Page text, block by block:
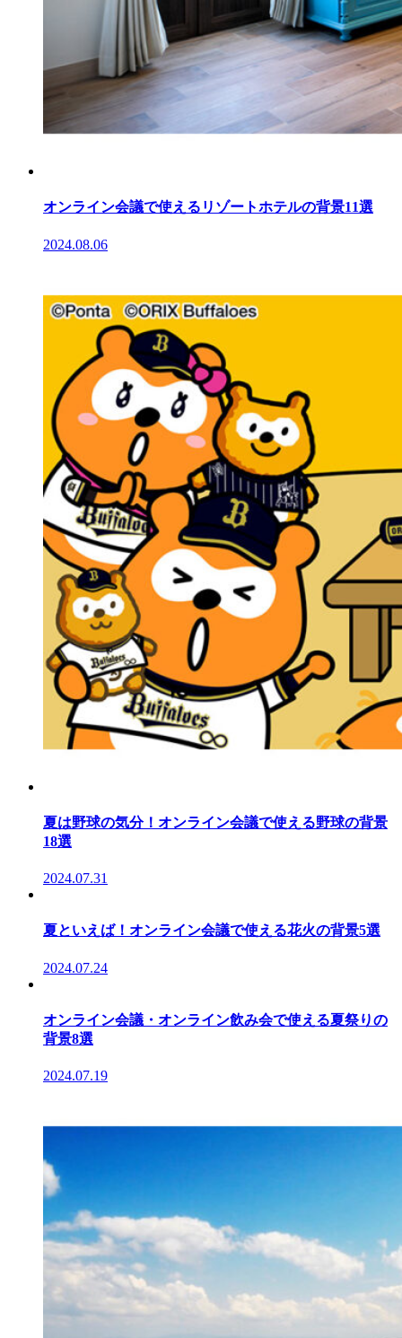
オンライン会議で使えるリゾートホテルの背景11選
2024.08.06
夏は野球の気分！オンライン会議で使える野球の背景
18選
2024.07.31
夏といえば！オンライン会議で使える花火の背景5選
2024.07.24
オンライン会議・オンライン飲み会で使える夏祭りの
背景8選
2024.07.19